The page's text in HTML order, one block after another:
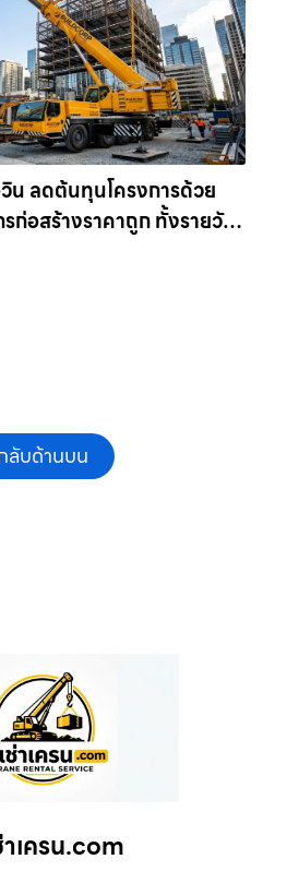
น ลดต้นทุนโครงการด้วย
รก่อสร้างราคาถูก ทั้งรายวัน
ลับด้านบน
าเครน.com